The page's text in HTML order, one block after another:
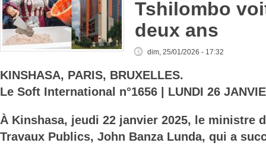
Tshilombo
deux ans
dim, 25/01/2026 - 17:32
KINSHASA, PARIS, BRUXELLES.
Le Soft International n°1656 | LUNDI 26
À Kinshasa, jeudi 22 janvier 2025, le ministre
Travaux Publics, John Banza Lunda, qui a